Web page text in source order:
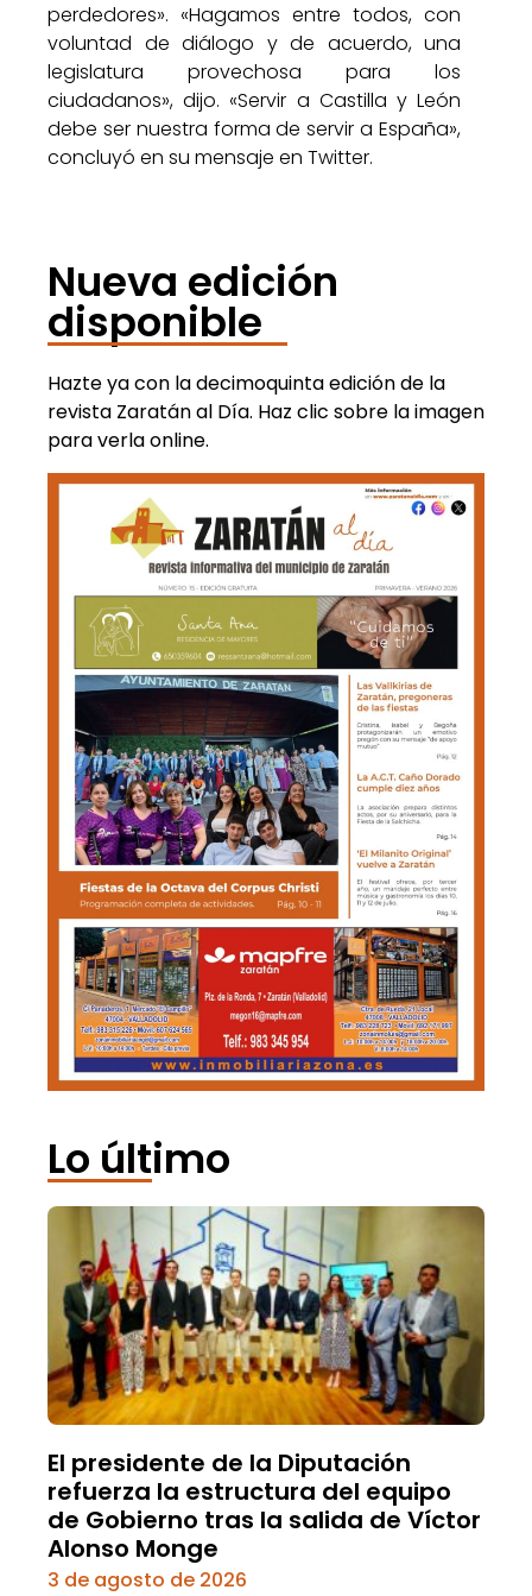
perdedores». «Hagamos entre todos, con
voluntad de diálogo y de acuerdo, una
legislatura provechosa para los
ciudadanos», dijo. «Servir a Castilla y León
debe ser nuestra forma de servir a España»,
concluyó en su mensaje en Twitter.
Nueva edición
disponible
Hazte ya con la decimoquinta edición de la
revista Zaratán al Día. Haz clic sobre la imagen
para verla online.
Lo último
El presidente de la Diputación
refuerza la estructura del equipo
de Gobierno tras la salida de Víctor
Alonso Monge
3 de agosto de 2026